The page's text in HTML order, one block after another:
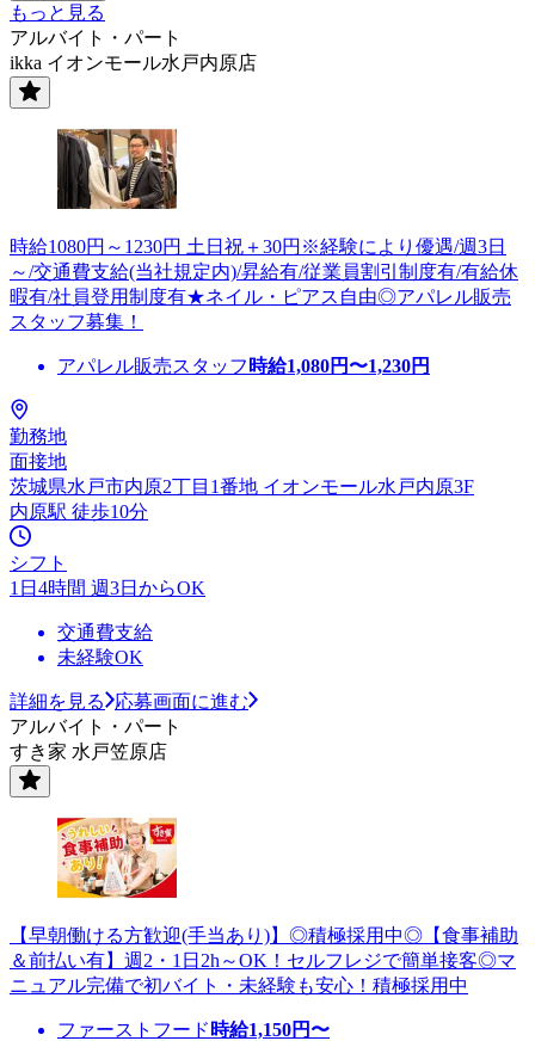
もっと見る
アルバイト・パート
ikka イオンモール水戸内原店
時給1080円～1230円 土日祝＋30円※経験により優遇/週3日
～/交通費支給(当社規定内)/昇給有/従業員割引制度有/有給休
暇有/社員登用制度有★ネイル・ピアス自由◎アパレル販売
スタッフ募集！
アパレル販売スタッフ 時給1,080円〜1,230円
勤務地
面接地
茨城県水戸市内原2丁目1番地 イオンモール水戸内原3F
内原駅 徒歩10分
シフト
1日4時間 週3日からOK
交通費支給
未経験OK
詳細を見る
応募画面に進む
アルバイト・パート
すき家 水戸笠原店
【早朝働ける方歓迎(手当あり)】◎積極採用中◎【食事補助
＆前払い有】週2・1日2h～OK！セルフレジで簡単接客◎マ
ニュアル完備で初バイト・未経験も安心！積極採用中
ファーストフード 時給1,150円〜